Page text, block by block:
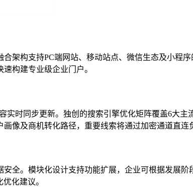
架构支持PC端网站、移动站点、微信生态及小程
构建专业级企业门户。
实时同步更新。独创的搜索引擎优化矩阵覆盖6大
像及商机转化路径，重要线索将通过加密通道直连
全。模块化设计支持功能扩展，企业可根据发展
化建议。